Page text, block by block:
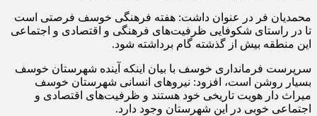
محمدیان فر در عنوان داشت: هفته فرهنگی خوسف فرصتی است
تا در راستای شکوفایی ظرفیت‌های فرهنگی و اقتصادی و اجتماعی
این منطقه بیش از گذشته گام برداشته شود.
سرپرست فرمانداری خوسف با بیان اینکه آینده شهرستان خوسف
بسیار روشن است، افزود: نیروهای انسانی شهرستان خوسف
میراث دار هویت تاریخی خود هستند و ظرفیت‌های اقتصادی و
اجتماعی خوبی در این شهرستان وجود دارد.